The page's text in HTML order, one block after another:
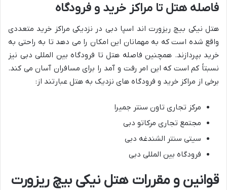
فاصله هتل تا مراکز خرید و فرودگاه
هتل نیکی بیچ ریزورت اند اسپا دبی در نزدیکی مراکز خرید متعددی
واقع شده است که به مهمانان این امکان را می دهد تا به راحتی به
خرید بپردازند. همچنین فاصله هتل تا فرودگاه بین المللی دبی نیز
نسبتاً کم است که این امر رفت و آمد را برای مسافران آسان می کند.
برخی از مراکز خرید و فرودگاه های نزدیک به هتل عبارتند از:
مرکز تجاری تاون سنتر جمیرا
مجتمع تجاری مرکاتو دبی
سیتی سنتر الشندغه دبی
فرودگاه بین المللی دبی
قوانین و مقررات هتل نیکی بیچ ریزورت